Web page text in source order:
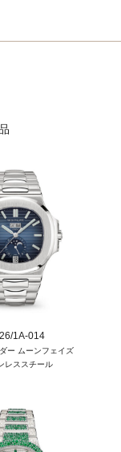
1A-014
ー ムーンフェイズ
レススチール